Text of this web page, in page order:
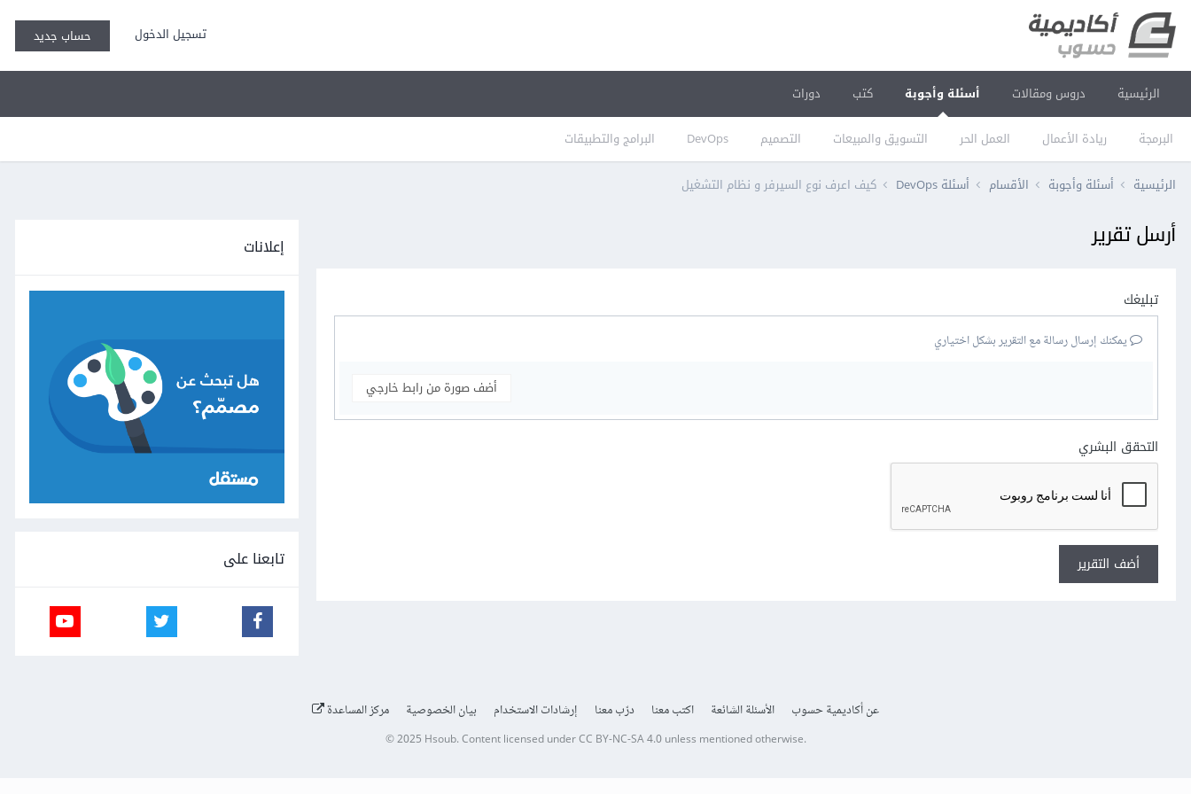
تسجيل الدخول حساب جديد
الرئيسية دروس ومقالات أسئلة وأجوبة
البرمجة ريادة الأعمال العمل الحر التسويق والمبيعات التصميم DevOps البرامج والتطبيقات
كتب دورات
الرئيسية أسئلة وأجوبة الأقسام أسئلة DevOps كيف اعرف نوع السيرفر و نظام التشغيل
أرسل تقرير
تبليغك
يمكنك إرسال رسالة مع التقرير بشكل اختياري
أضف صورة من رابط خارجي
التحقق البشري
أضف التقرير
إعلانات
تابعنا على
عن أكاديمية حسوب الأسئلة الشائعة اكتب معنا درّب معنا إرشادات الاستخدام بيان الخصوصية مركز المساعدة
© 2025 Hsoub.Content licensed underCC BY-NC-SA 4.0unless mentioned otherwise.